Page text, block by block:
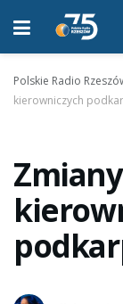
Polskie Radio
kierowniczych